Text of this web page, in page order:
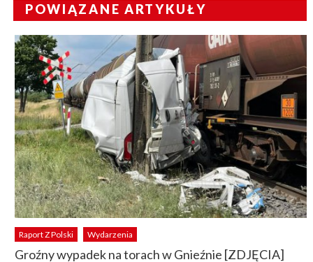
POWIĄZANE ARTYKUŁY
Raport Z Polski Wydarzenia
Groźny wypadek na torach w Gnieźnie [ZDJĘCIA]